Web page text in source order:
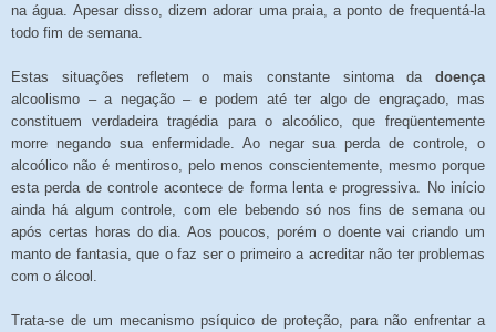
na água. Apesar disso, dizem adorar uma praia, a ponto de frequentá-la
todo fim de semana.
Estas situações refletem o mais constante sintoma da doença
alcoolismo – a negação – e podem até ter algo de engraçado, mas
constituem verdadeira tragédia para o alcoólico, que freqüentemente
morre negando sua enfermidade. Ao negar sua perda de controle, o
alcoólico não é mentiroso, pelo menos conscientemente, mesmo porque
esta perda de controle acontece de forma lenta e progressiva. No início
ainda há algum controle, com ele bebendo só nos fins de semana ou
após certas horas do dia. Aos poucos, porém o doente vai criando um
manto de fantasia, que o faz ser o primeiro a acreditar não ter problemas
com o álcool.
Trata-se de um mecanismo psíquico de proteção, para não enfrentar a